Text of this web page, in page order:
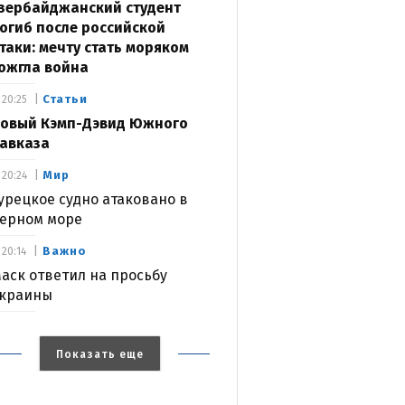
студент
после российской
мечту стать моряком
война
Статьи
Кэмп-Дэвид Южного
20:25
Мир
судно атаковано в
море
20:24
Важно
ответил на просьбу
20:14
Показать еще